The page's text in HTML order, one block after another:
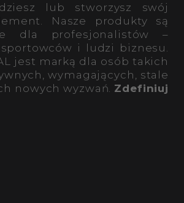
lub stworzysz swój
Nasze produkty są
dla profesjonalistów –
i ludzi biznesu.
jest marką dla osób takich
wymagających, stale
nowych wyzwań. Zdefiniuj